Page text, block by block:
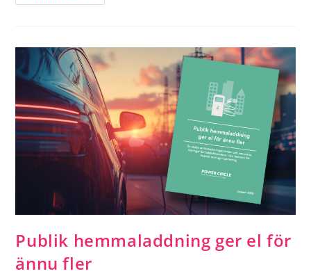
Publik hemmaladdning ger el för
ännu fler